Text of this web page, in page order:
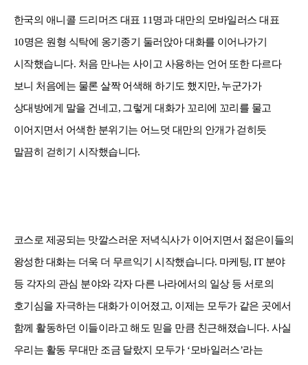
한국의 애니콜 드리머즈 대표 11명과 대만의 모바일러스 대표
10명은 원형 식탁에 옹기종기 둘러앉아 대화를 이어나가기
시작했습니다. 처음 만나는 사이고 사용하는 언어 또한 다르다
보니 처음에는 물론 살짝 어색해 하기도 했지만, 누군가가
상대방에게 말을 건네고, 그렇게 대화가 꼬리에 꼬리를 물고
이어지면서 어색한 분위기는 어느덧 대만의 안개가 걷히듯
말끔히 걷히기 시작했습니다.
코스로 제공되는 맛깔스러운 저녁식사가 이어지면서 젊은이들의
왕성한 대화는 더욱 더 무르익기 시작했습니다. 마케팅, IT 분야
등 각자의 관심 분야와 각자 다른 나라에서의 일상 등 서로의
호기심을 자극하는 대화가 이어졌고, 이제는 모두가 같은 곳에서
함께 활동하던 이들이라고 해도 믿을 만큼 친근해졌습니다. 사실
우리는 활동 무대만 조금 달랐지 모두가 ‘모바일러스’라는